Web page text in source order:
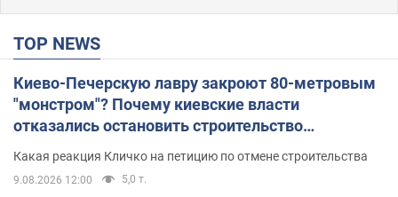
TOP NEWS
Киево-Печерскую лавру закроют 80-метровым
"монстром"? Почему киевские власти
отказались остановить строительство
Какая реакция Кличко на петицию по отмене строительства
9.08.2026 12:00 5,0 т.